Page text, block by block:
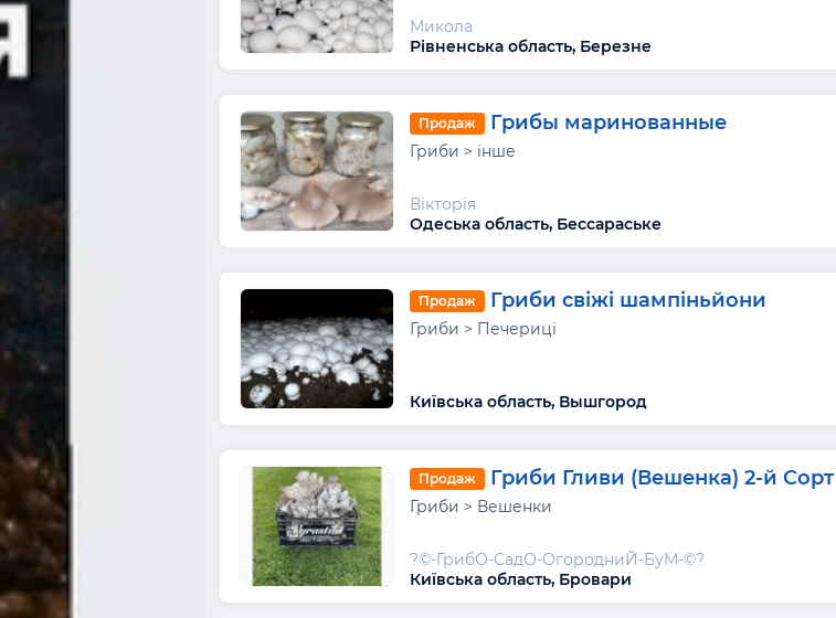
Микола
Рівненська область, Березне
Продаж Грибы маринованные
Гриби > інше
Вікторія
Одеська область, Бессараське
Продаж Гриби свіжі шампіньйони
Гриби > Печериці
Київська область, Вышгород
Продаж Гриби Гливи (Вешенка) 2-й Сорт
Гриби > Вешенки
?©-ГрибО-СадО-ОгородниЙ-БуМ-©?
Київська область, Бровари